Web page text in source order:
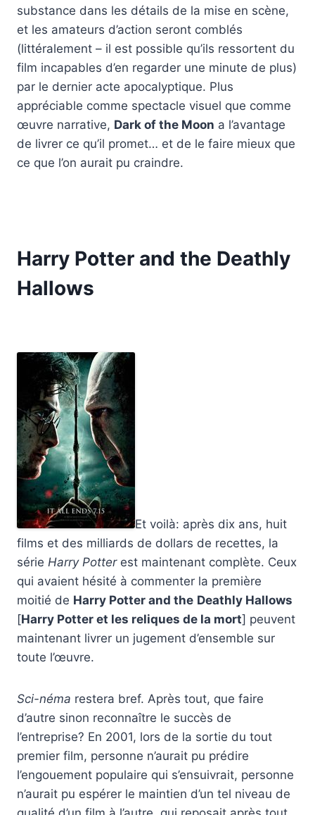
substance dans les détails de la mise en scène,
et les amateurs d’action seront comblés
(littéralement – il est possible qu’ils ressortent du
film incapables d’en regarder une minute de plus)
par le dernier acte apocalyptique. Plus
appréciable comme spectacle visuel que comme
œuvre narrative, Dark of the Moon a l’avantage
de livrer ce qu’il promet… et de le faire mieux que
ce que l’on aurait pu craindre.
Harry Potter and the Deathly
Hallows
Et voilà: après dix ans, huit
films et des milliards de dollars de recettes, la
série Harry Potterest maintenant complète. Ceux
qui avaient hésité à commenter la première
moitié de Harry Potter and the Deathly Hallows
[Harry Potter et les reliques de la mort] peuvent
maintenant livrer un jugement d’ensemble sur
toute l’œuvre.
Sci-néma restera bref. Après tout, que faire
d’autre sinon reconnaître le succès de
l’entreprise? En 2001, lors de la sortie du tout
premier film, personne n’aurait pu prédire
l’engouement populaire qui s’ensuivrait, personne
n’aurait pu espérer le maintien d’un tel niveau de